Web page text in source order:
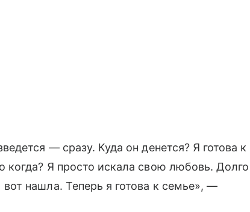
— сразу. Куда он денется? Я готова к
когда? Я просто искала свою любовь. Долго
нашла. Теперь я готова к семье», —